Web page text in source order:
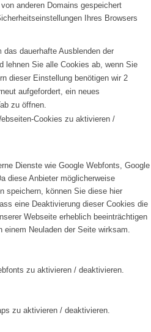
anderen Domains gespeichert
Ihres Browsers
dauerhafte Ausblenden der
lehnen Sie alle Cookies ab, wenn Sie
dieser Einstellung benötigen wir 2
aufgefordert, ein neues
zu öffnen.
Cookies zu aktivieren /
Dienste wie Google Webfonts, Google
diese Anbieter möglicherweise
speichern, können Sie diese hier
eine Deaktivierung dieser Cookies die
Webseite erheblich beeinträchtigen
einem Neuladen der Seite wirksam.
zu aktivieren / deaktivieren.
zu aktivieren / deaktivieren.